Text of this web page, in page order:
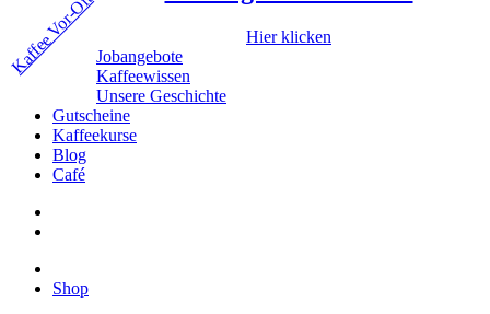
Kaffee Vor-Ort
Hier klicken
Jobangebote
Kaffeewissen
Unsere Geschichte
Gutscheine
Kaffeekurse
Blog
Café
Shop